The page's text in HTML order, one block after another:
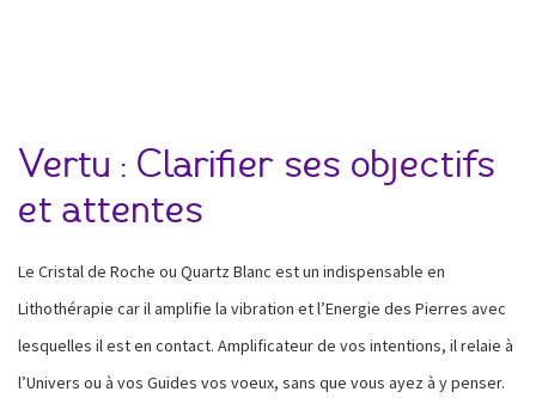
Vertu : Clarifier ses objectifs
et attentes
Le Cristal de Roche ou Quartz Blanc est un indispensable en
Lithothérapie car il amplifie la vibration et l’Energie des Pierres avec
lesquelles il est en contact. Amplificateur de vos intentions, il relaie à
l’Univers ou à vos Guides vos voeux, sans que vous ayez à y penser.